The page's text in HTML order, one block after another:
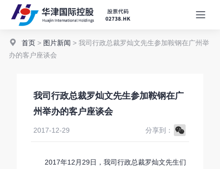
首页> 图片新闻 > 我司行政总裁罗灿文先生参加鞍钢在广州举
办的客户座谈会
我司行政总裁罗灿文先生参加鞍钢在广
州举办的客户座谈会
2017-12-29 分享到：
2017年12月29日，我司行政总裁罗灿文先生们